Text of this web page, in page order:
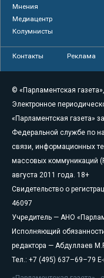
Мнения
Медиацентр
Колумнисты
Контакты Реклама
© «Парламентская
Электронное
«Парламентская газета»
Федеральной службе по
связи, информационных
массовых коммуникаций
августа 2011 года. 18+
Свидетельство о
46097
Учредитель — АНО
Исполняющий
редактора — Абдуллаев
Тел.: +7 (495) 637–69–79